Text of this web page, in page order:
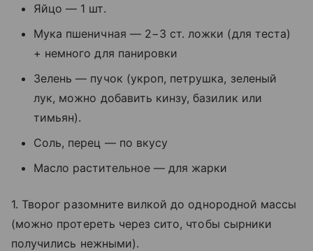
Яйцо — 1 шт.
Мука пшеничная — 2−3 ст. ложки (для теста)
+ немного для панировки
Зелень — пучок (укроп, петрушка, зеленый
лук, можно добавить кинзу, базилик или
тимьян).
Соль, перец — по вкусу
Масло растительное — для жарки
1. Творог разомните вилкой до однородной массы
(можно протереть через сито, чтобы сырники
получились нежными).